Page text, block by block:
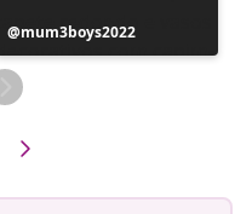
Postagem
publicada
por
mum3boys2022